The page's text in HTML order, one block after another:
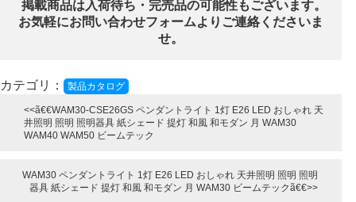
掲載商品は入荷待ち・完売品の可能性もございます。
お気軽にお問い合わせフォームよりご連絡くださいま
せ。
カテゴリ： 製品カタログ
WAM30-CSE26GS ペンダントライト 1灯 E26 LED おしゃれ 天
井照明 照明 照明器具 紙シェード 提灯 和風 和モダン 月 WAM30
WAM40 WAM50 ビームテック
WAM30 ペンダントライト 1灯 E26 LED おしゃれ 天井照明 照明 照明
器具 紙シェード 提灯 和風 和モダン 月 WAM30 ビームテック